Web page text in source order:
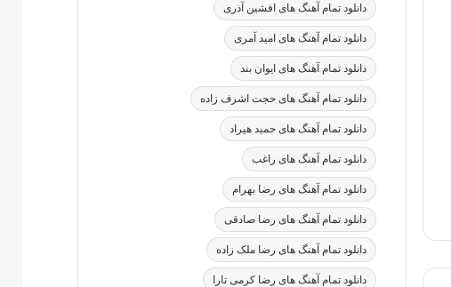
دانلود تمام آهنگ های افشین آذری
دانلود تمام آهنگ های امید آمری
دانلود تمام آهنگ های ایوان بند
دانلود تمام آهنگ های حجت اشرف زاده
دانلود تمام آهنگ های حمید هیراد
دانلود تمام آهنگ های راغب
دانلود تمام آهنگ های رضا بهرام
دانلود تمام آهنگ های رضا صادقی
دانلود تمام آهنگ های رضا ملک زاده
دانلود تمام آهنگ های رضا کرمی تارا